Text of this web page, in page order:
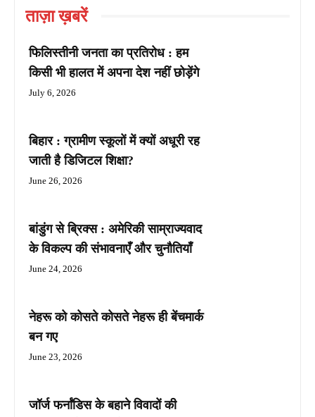
ताज़ा ख़बरें
फिलिस्तीनी जनता का प्रतिरोध : हम
किसी भी हालत में अपना देश नहीं छोड़ेंगे
July 6, 2026
बिहार : ग्रामीण स्कूलों में क्यों अधूरी रह
जाती है डिजिटल शिक्षा?
June 26, 2026
बांडुंग से ब्रिक्स : अमेरिकी साम्राज्यवाद
के विकल्प की संभावनाएँ और चुनौतियाँ
June 24, 2026
नेहरू को कोसते कोसते नेहरू ही बेंचमार्क
बन गए
June 23, 2026
जॉर्ज फर्नांडिस के बहाने विवादों की